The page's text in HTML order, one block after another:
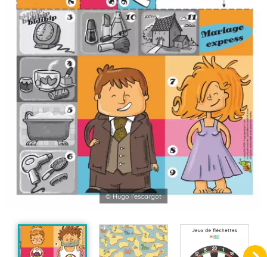
© Hugo l'escargot